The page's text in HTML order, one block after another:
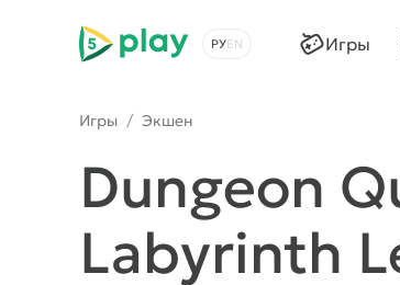
5play
Выбрать язык
Игры
Игры / Экшен
Dungeon
Labyrinth